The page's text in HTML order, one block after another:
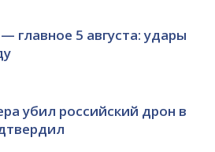
главное 5 августа: удары
убил российский дрон в